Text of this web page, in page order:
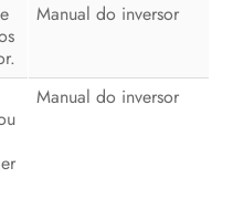
Manual do inversor
Manual do inversor